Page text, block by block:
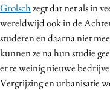
Contentmarketing
Craft
Customer Experience
Data & Insights
Design
Grolschzegt dat net als in
wereldwijd ook in de
studeren en daarna niet
kunnen ze na hun studie
er te weinig nieuwe
Vergrijzing en urbanisatie